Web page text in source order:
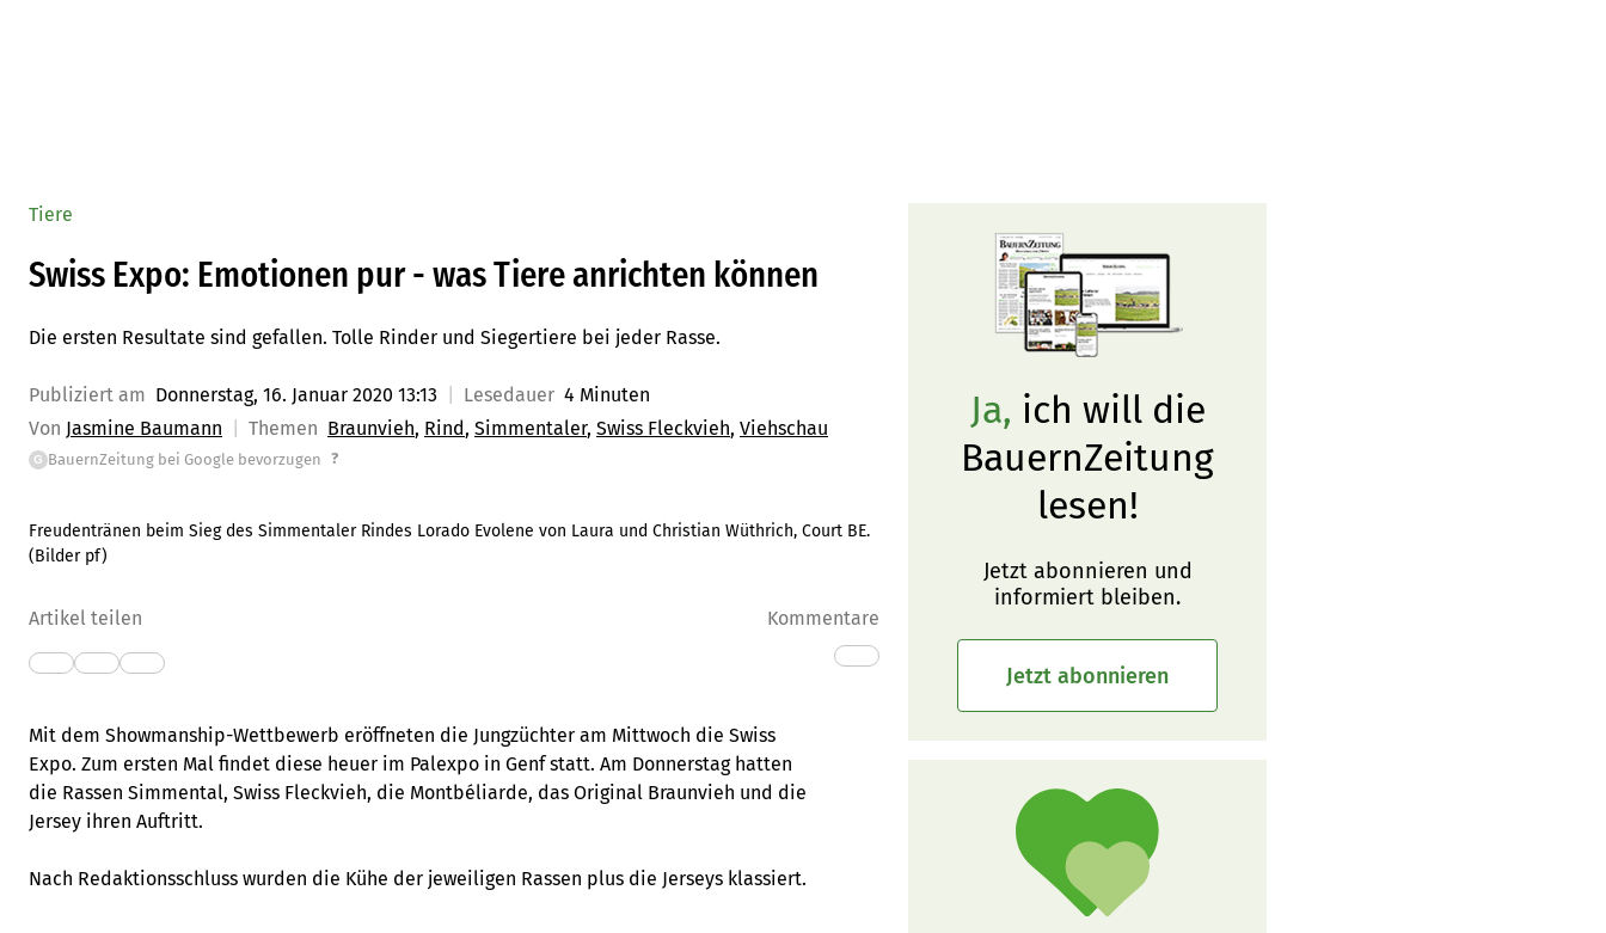
Tiere
Swiss Expo: Emotionen pur - was Tiere anrichten können
Die ersten Resultate sind gefallen. Tolle Rinder und Siegertiere bei jeder Rasse.
Publiziert am Donnerstag, 16. Januar 2020 13:13 Lesedauer 4 Minuten
Von Jasmine Baumann Themen Braunvieh Rind Simmentaler Swiss Fleckvieh Viehschau
G BauernZeitung bei Google bevorzugen ?
Freudentränen beim Sieg des Simmentaler Rindes Lorado Evolene von Laura und Christian Wüthrich, Court BE.
(Bilder pf)
Artikel teilen Kommentare
Mit dem Showmanship-Wettbewerb eröffneten die Jungzüchter am Mittwoch die Swiss
Expo. Zum ersten Mal findet diese heuer im Palexpo in Genf statt. Am Donnerstag hatten
die Rassen Simmental, Swiss Fleckvieh, die Montbéliarde, das Original Braunvieh und die
Jersey ihren Auftritt.
Nach Redaktionsschluss wurden die Kühe der jeweiligen Rassen plus die Jerseys klassiert.
Ja, ich will die
BauernZeitung
lesen!
Jetzt abonnieren und
informiert bleiben.
Jetzt abonnieren